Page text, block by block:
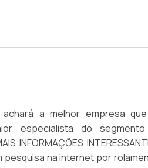
em proporcionar para
qualidade onde são
médio e grande porte,
cilindro com proteção.Há
competência, excelência
de atuação; Equipamentos
pequeno, médio e grande
as atividades.
buscar uma empresa que
proteção, pequenos detalhes,
a melhor empresa
especialista do
INFORMAÇÕES
pesquisa na internet por